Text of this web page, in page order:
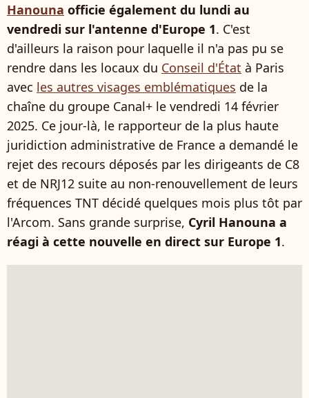
Hanouna officie également du lundi au
vendredi sur l'antenne d'Europe 1. C'est
d'ailleurs la raison pour laquelle il n'a pas pu se
rendre dans les locaux du Conseil d'État à Paris
avec les autres visages emblématiques de la
chaîne du groupe Canal+ le vendredi 14 février
2025. Ce jour-là, le rapporteur de la plus haute
juridiction administrative de France a demandé le
rejet des recours déposés par les dirigeants de C8
et de NRJ12 suite au non-renouvellement de leurs
fréquences TNT décidé quelques mois plus tôt par
l'Arcom. Sans grande surprise, Cyril Hanouna a
réagi à cette nouvelle en direct sur Europe 1.